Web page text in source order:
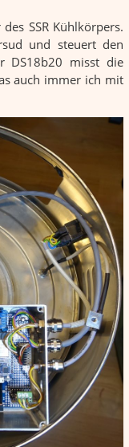
SSR Kühlkörpers.
und steuert den
DS18b20 misst die
auch immer ich mit